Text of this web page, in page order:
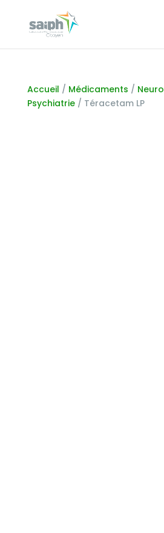
Accueil / Médicaments / Neuro
Psychiatrie/ Téracetam LP